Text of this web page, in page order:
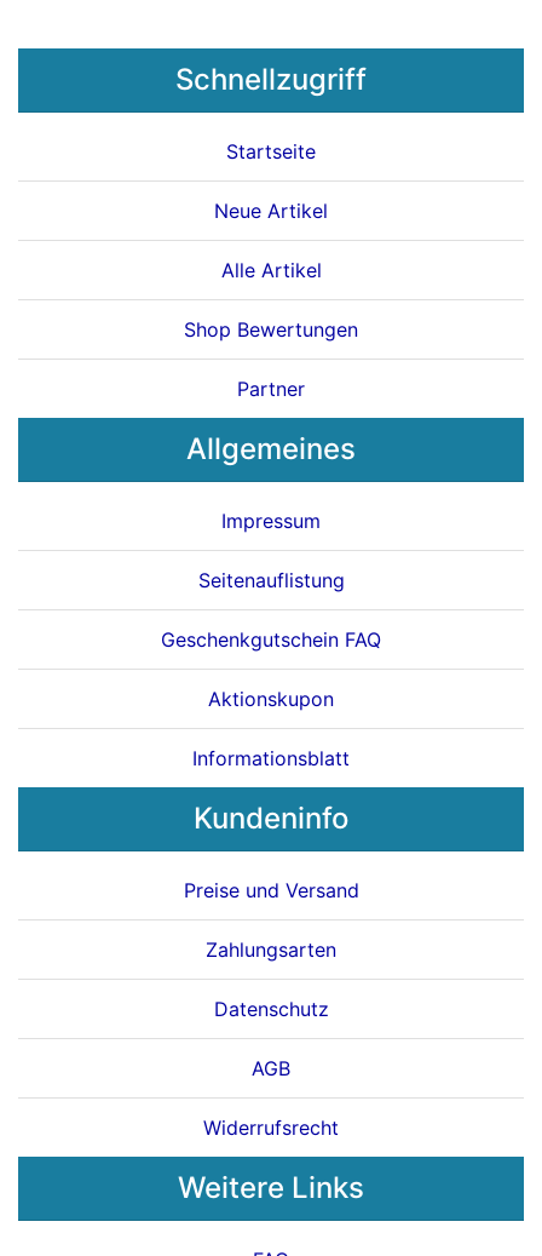
Schnellzugriff
Startseite
Neue Artikel
Alle Artikel
Shop Bewertungen
Partner
Allgemeines
Impressum
Seitenauflistung
Geschenkgutschein FAQ
Aktionskupon
Informationsblatt
Kundeninfo
Preise und Versand
Zahlungsarten
Datenschutz
AGB
Widerrufsrecht
Weitere Links